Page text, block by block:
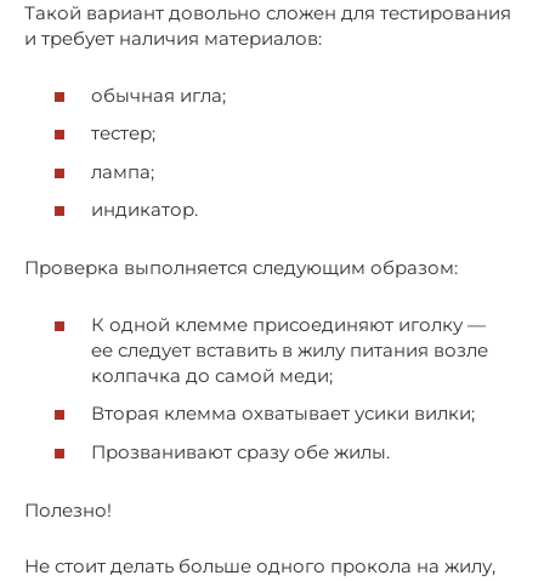
Такой вариант довольно сложен для тестирования
и требует наличия материалов:
обычная игла;
тестер;
лампа;
индикатор.
Проверка выполняется следующим образом:
К одной клемме присоединяют иголку —
ее следует вставить в жилу питания возле
колпачка до самой меди;
Вторая клемма охватывает усики вилки;
Прозванивают сразу обе жилы.
Полезно!
Не стоит делать больше одного прокола на жилу,